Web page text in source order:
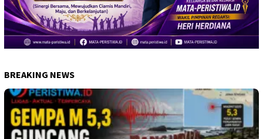
BREAKING NEWS